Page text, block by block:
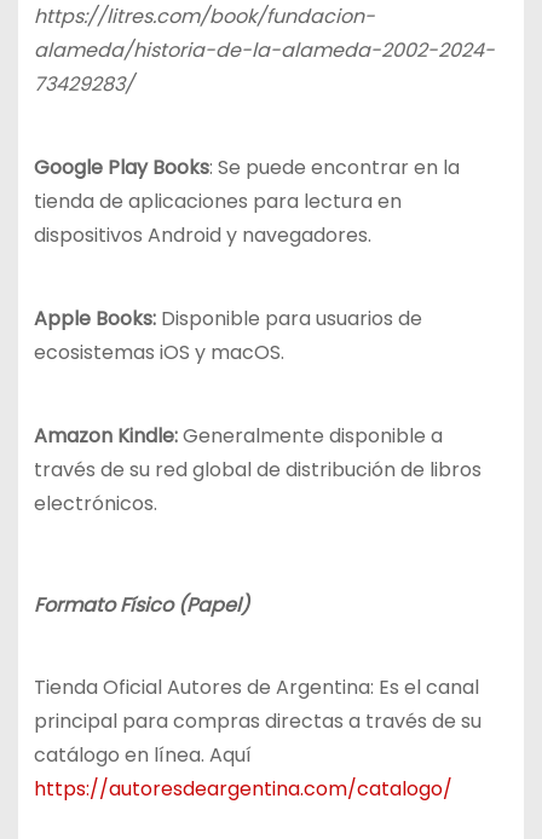
https://litres.com/book/fundacion-
alameda/historia-de-la-alameda-2002-2024-
73429283/
Google Play Books: Se puede encontrar en la
tienda de aplicaciones para lectura en
dispositivos Android y navegadores.
Apple Books:Disponible para usuarios de
ecosistemas iOS y macOS.
Amazon Kindle:Generalmente disponible a
través de su red global de distribución de libros
electrónicos.
Formato Físico (Papel)
Tienda Oficial Autores de Argentina: Es el canal
principal para compras directas a través de su
catálogo en línea. Aquí
https://autoresdeargentina.com/catalogo/